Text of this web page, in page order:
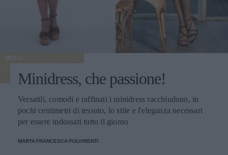
MODA
Minidress, che passione!
Versatili, comodi e raffinati i minidress racchiudono, in
pochi centimetri di tessuto, lo stile e l'eleganza necessari
per essere indossati tutto il giorno
MARTA FRANCESCA PULVIRENTI